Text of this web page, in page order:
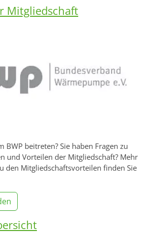
Mitgliedschaft
BWP beitreten? Sie haben Fragen zu
und Vorteilen der Mitgliedschaft? Mehr
den Mitgliedschaftsvorteilen finden Sie